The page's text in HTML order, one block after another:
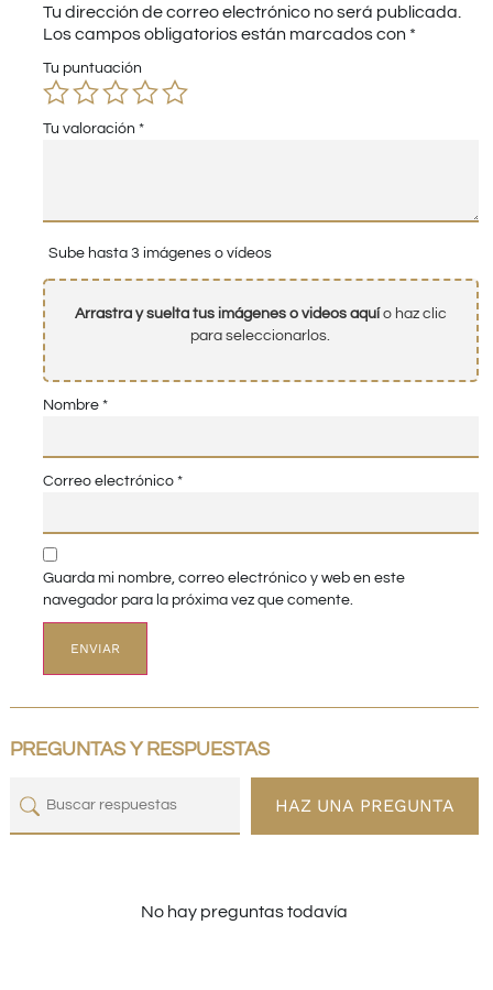
Tu dirección de correo electrónico no será publicada.
Los campos obligatorios están marcados con *
Tu puntuación
Tu valoración *
Sube hasta 3 imágenes o vídeos
Arrastra y suelta tus imágenes o videos aquío haz clic
para seleccionarlos.
Nombre *
Correo electrónico *
Guarda mi nombre, correo electrónico y web en este
navegador para la próxima vez que comente.
PREGUNTAS Y RESPUESTAS
HAZ UNA PREGUNTA
No hay preguntas todavía